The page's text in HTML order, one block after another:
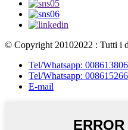
© Copyright 20102022 : Tutti i
Tel/Whatsapp:
Tel/Whatsapp:
E-mail